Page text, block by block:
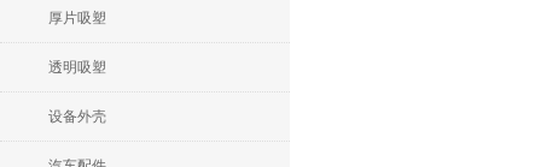
厚片吸塑
透明吸塑
设备外壳